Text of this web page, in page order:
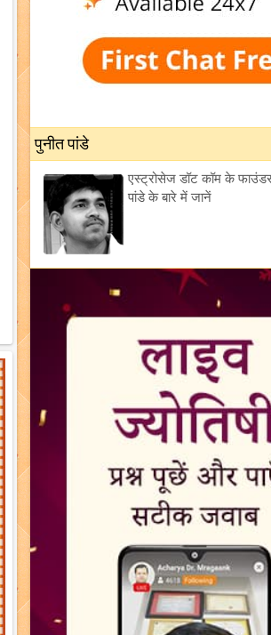
पुनीत पांडे
एस्ट्रोसेज डॉट कॉम के फाउंडर
पांडे के बारे में जानें